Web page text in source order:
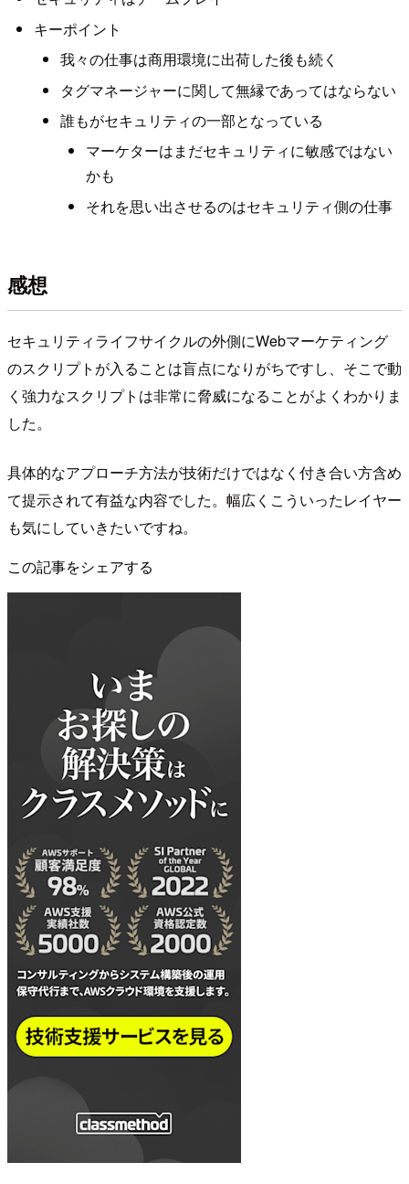
キーポイント
我々の仕事は商用環境に出荷した後も続く
タグマネージャーに関して無縁であってはならない
誰もがセキュリティの一部となっている
マーケターはまだセキュリティに敏感ではない
かも
それを思い出させるのはセキュリティ側の仕事
感想
セキュリティライフサイクルの外側にWebマーケティング
のスクリプトが入ることは盲点になりがちですし、そこで動
く強力なスクリプトは非常に脅威になることがよくわかりま
した。
具体的なアプローチ方法が技術だけではなく付き合い方含め
て提示されて有益な内容でした。幅広くこういったレイヤー
も気にしていきたいですね。
この記事をシェアする